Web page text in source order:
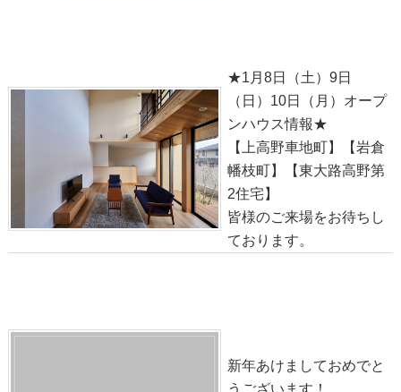
★1月8日（土）9日
（日）10日（月）オープ
ンハウス情報★
【上高野車地町】【岩倉
幡枝町】【東大路高野第
2住宅】
皆様のご来場をお待ちし
ております。
新年あけましておめでと